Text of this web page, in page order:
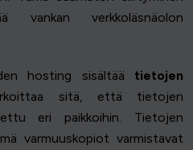
vankan verkkoläsnäolon
hosting sisältää tietojen
sitä, että tietojen
eri paikkoihin. Tietojen
varmuuskopiot varmistavat